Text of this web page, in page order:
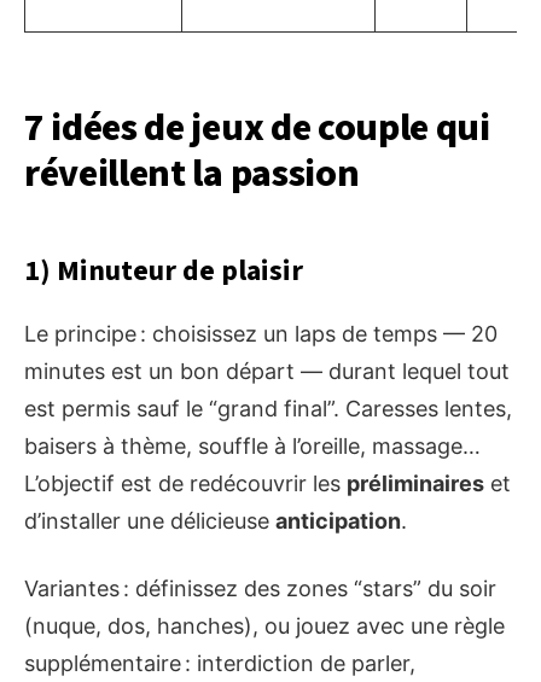
7 idées de jeux de couple qui
réveillent la passion
1) Minuteur de plaisir
Le principe : choisissez un laps de temps — 20
minutes est un bon départ — durant lequel tout
est permis sauf le “grand final”. Caresses lentes,
baisers à thème, souffle à l’oreille, massage…
L’objectif est de redécouvrir les préliminaires et
d’installer une délicieuse anticipation.
Variantes : définissez des zones “stars” du soir
(nuque, dos, hanches), ou jouez avec une règle
supplémentaire : interdiction de parler,